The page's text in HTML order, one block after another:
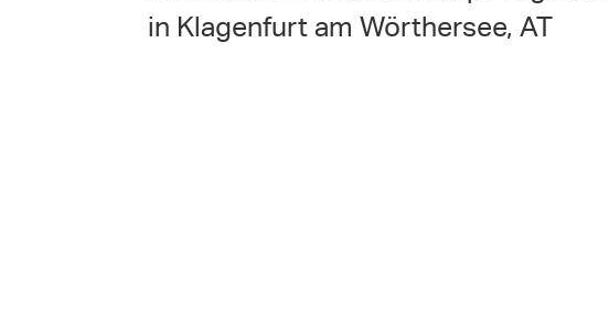
in Klagenfurt am Wörthersee, AT